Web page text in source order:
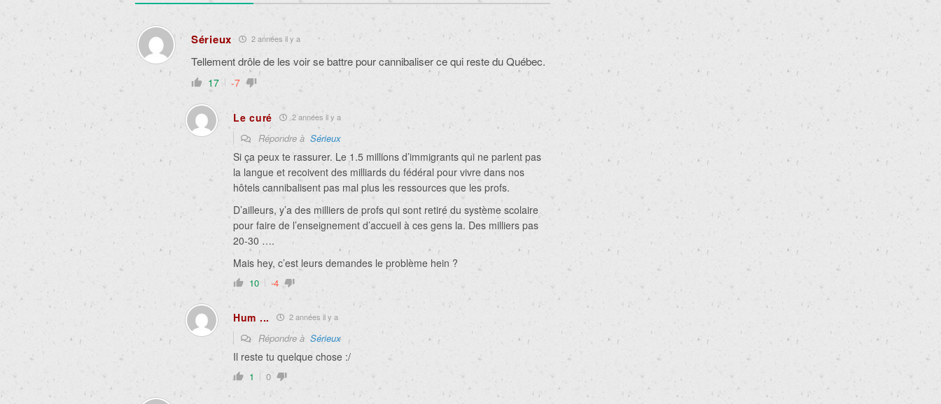
Sérieux 2 années il y a
Tellement drôle de les voir se battre pour cannibaliser ce qui reste du Québec.
17 -7
Le curé 2 années il y a
Répondre à Sérieux
Si ça peux te rassurer. Le 1.5 millions d’immigrants qui ne parlent pas
la langue et recoivent des milliards du fédéral pour vivre dans nos
hôtels cannibalisent pas mal plus les ressources que les profs.
D’ailleurs, y’a des milliers de profs qui sont retiré du système scolaire
pour faire de l’enseignement d’accueil à ces gens la. Des milliers pas
20-30 ….
Mais hey, c’est leurs demandes le problème hein ?
10 -4
Hum ... 2 années il y a
Répondre à Sérieux
Il reste tu quelque chose :/
1 0